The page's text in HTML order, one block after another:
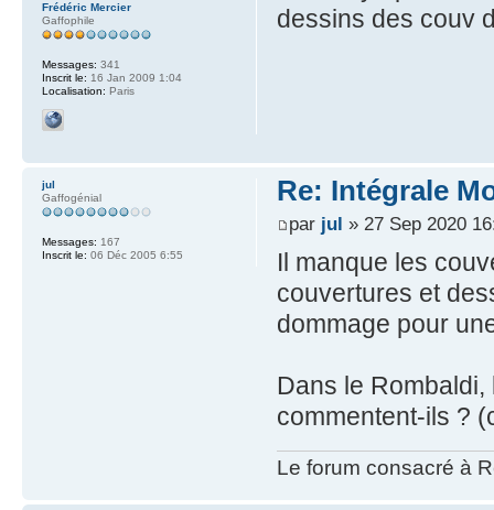
dessins des couv
Frédéric Mercier
Gaffophile
Messages: 341
Inscrit le: 16 Jan 2009 1:04
Localisation: Paris
Re: Intégrale
par jul » 27 Sep 2020
Il manque les
couvertures et
dommage pour
Dans le
commentent-ils ?
Le forum consacré à
jul
Gaffogénial
Messages: 167
Inscrit le: 06 Déc 2005 6:55